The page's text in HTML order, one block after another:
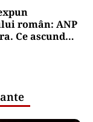
român: ANP
Ce ascund